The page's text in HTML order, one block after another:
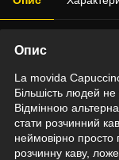
Опис
La movida
Більшість людей не
Відмінною
стати розчинний
неймовірно просто
розчинну каву,